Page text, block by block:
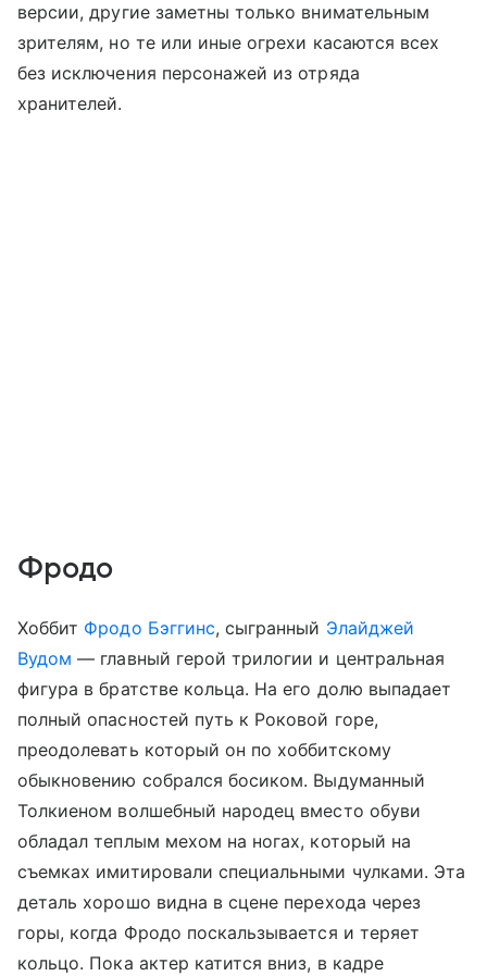
версии, другие заметны только внимательным
зрителям, но те или иные огрехи касаются всех
без исключения персонажей из отряда
хранителей.
Фродо
Хоббит Фродо Бэггинс, сыгранный Элайджей
Вудом — главный герой трилогии и центральная
фигура в братстве кольца. На его долю выпадает
полный опасностей путь к Роковой горе,
преодолевать который он по хоббитскому
обыкновению собрался босиком. Выдуманный
Толкиеном волшебный народец вместо обуви
обладал теплым мехом на ногах, который на
съемках имитировали специальными чулками. Эта
деталь хорошо видна в сцене перехода через
горы, когда Фродо поскальзывается и теряет
кольцо. Пока актер катится вниз, в кадре